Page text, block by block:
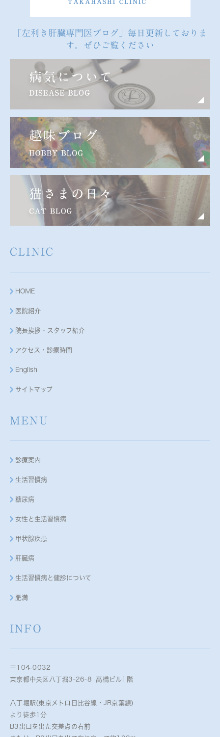
「左利き肝臓専門医ブログ」毎日更新しておりま
す。ぜひご覧ください
CLINIC
HOME
医院紹介
院長挨拶・スタッフ紹介
アクセス・診療時間
English
サイトマップ
MENU
診療案内
生活習慣病
糖尿病
女性と生活習慣病
甲状腺疾患
肝臓病
生活習慣病と健診について
肥満
INFO
〒104-0032
東京都中央区八丁堀3-26-8 高橋ビル1階
八丁堀駅(東京メトロ日比谷線・JR京葉線)
より徒歩1分
B3出口を出た交差点の右前